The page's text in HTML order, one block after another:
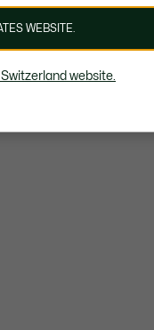
WEBSITE.
website.